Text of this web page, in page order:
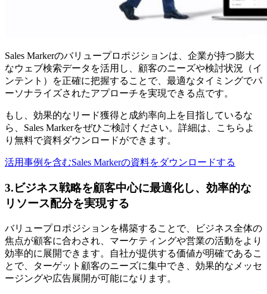
Sales Markerのバリュープロポジションは、企業が持つ膨大
なウェブ検索データを活用し、顧客のニーズや検討状況（イ
ンテント）を正確に把握することで、最適なタイミングでパ
ーソナライズされたアプローチを実現できる点です。
もし、効果的なリード獲得と成約率向上を目指しているな
ら、Sales Markerをぜひご検討ください。詳細は、こちらよ
り無料で資料ダウンロードができます。
活用事例を含むSales Markerの資料をダウンロードする
3.ビジネス戦略を顧客中心に最適化し、効率的な
リソース配分を実現する
バリュープロポジションを構築することで、ビジネス全体の
焦点が顧客に合わされ、マーケティングや営業の活動をより
効率的に展開できます。自社が提供する価値が明確であるこ
とで、ターゲット顧客のニーズに集中でき、効果的なメッセ
ージングや広告展開が可能になります。